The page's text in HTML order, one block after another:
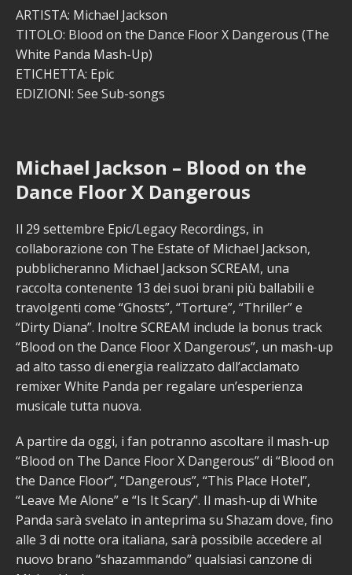
ARTISTA: Michael Jackson
TITOLO: Blood on the Dance Floor X Dangerous (The
White Panda Mash-Up)
ETICHETTA: Epic
EDIZIONI: See Sub-songs
Michael Jackson – Blood on the
Dance Floor X Dangerous
Il 29 settembre Epic/Legacy Recordings, in
collaborazione con The Estate of Michael Jackson,
pubblicheranno Michael Jackson SCREAM, una
raccolta contenente 13 dei suoi brani più ballabili e
travolgenti come “Ghosts”, “Torture”, “Thriller” e
“Dirty Diana”. Inoltre SCREAM include la bonus track
“Blood on the Dance Floor X Dangerous”, un mash-up
ad alto tasso di energia realizzato dall’acclamato
remixer White Panda per regalare un’esperienza
musicale tutta nuova.
A partire da oggi, i fan potranno ascoltare il mash-up
“Blood on The Dance Floor X Dangerous” di “Blood on
the Dance Floor”, “Dangerous”, “This Place Hotel”,
“Leave Me Alone” e “Is It Scary”. Il mash-up di White
Panda sarà svelato in anteprima su Shazam dove, fino
alle 3 di notte ora italiana, sarà possibile accedere al
nuovo brano “shazammando” qualsiasi canzone di